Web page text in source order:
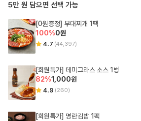
5만 원 담으면 선택 가능
[0원증정] 부대찌개 1팩
100%0원
4.7 (44,397)
[회원특가] 데미그라스 소스 1병
82%1,000원
4.9 (260)
[회원특가] 명란김밥 1팩